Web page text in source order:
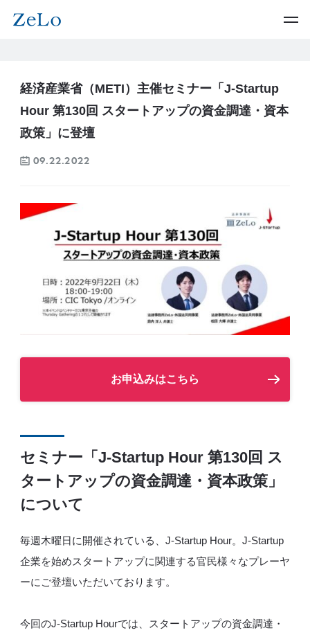
経済産業省（METI）主催セミナー「J-Startup
Hour 第130回 スタートアップの資金調達・資本
政策」に登壇
09.22.2022
お申込みはこちら
セミナー「J-Startup Hour 第130回 ス
タートアップの資金調達・資本政策」
について
毎週木曜日に開催されている、J-Startup Hour。J-Startup
企業を始めスタートアップに関連する官民様々なプレーヤ
ーにご登壇いただいております。
今回のJ-Startup Hourでは、スタートアップの資金調達・